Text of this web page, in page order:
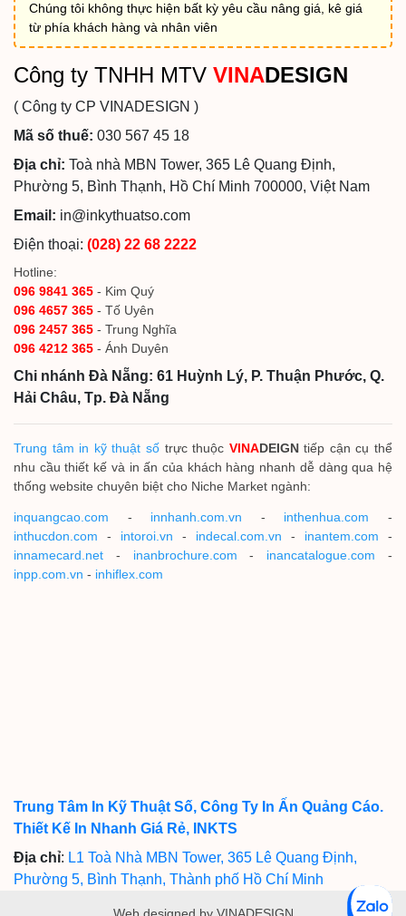
Chúng tôi không thực hiện bất kỳ yêu cầu nâng giá, kê giá
từ phía khách hàng và nhân viên
Công ty TNHH MTV VINADESIGN
( Công ty CP VINADESIGN )
Mã số thuế: 030 567 45 18
Địa chỉ: Toà nhà MBN Tower, 365 Lê Quang Định,
Phường 5, Bình Thạnh, Hồ Chí Minh 700000, Việt Nam
Email: in@inkythuatso.com
Điện thoại: (028) 22 68 2222
Hotline:
096 9841 365 - Kim Quý
096 4657 365 - Tố Uyên
096 2457 365 - Trung Nghĩa
096 4212 365 - Ánh Duyên
Chi nhánh Đà Nẵng: 61 Huỳnh Lý, P. Thuận Phước, Q.
Hải Châu, Tp. Đà Nẵng
Trung tâm in kỹ thuật sốtrực thuộc VINADEIGNtiếp cận cụ thể
nhu cầu thiết kế và in ấn của khách hàng nhanh dễ dàng qua hệ
thống website chuyên biệt cho Niche Market ngành:
inquangcao.com - innhanh.com.vn - inthenhua.com -
inthucdon.com - intoroi.vn - indecal.com.vn - inantem.com -
innamecard.net - inanbrochure.com - inancatalogue.com -
inpp.com.vn - inhiflex.com
Trung Tâm In Kỹ Thuật Số, Công Ty In Ấn Quảng Cáo.
Thiết Kế In Nhanh Giá Rẻ, INKTS
Địa chỉ: L1 Toà Nhà MBN Tower, 365 Lê Quang Định,
Phường 5, Bình Thạnh, Thành phố Hồ Chí Minh
Web designed by VINADESIGN